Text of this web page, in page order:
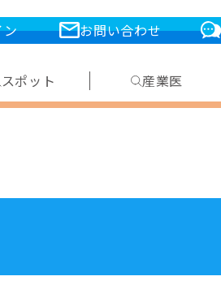
ン お問い合わせ
スポット 産業医